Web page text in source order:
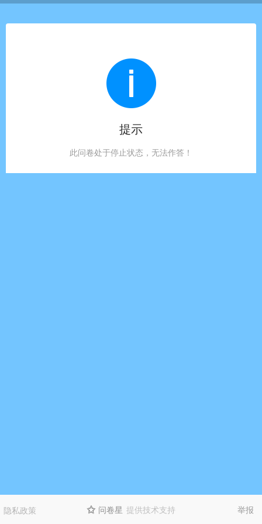
提示
此问卷处于停止状态，无法作答！
隐私政策  问卷星 提供技术支持 举报